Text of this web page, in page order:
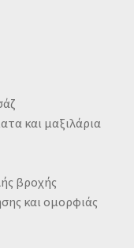
και μαξιλάρια
βροχής
και ομορφιάς